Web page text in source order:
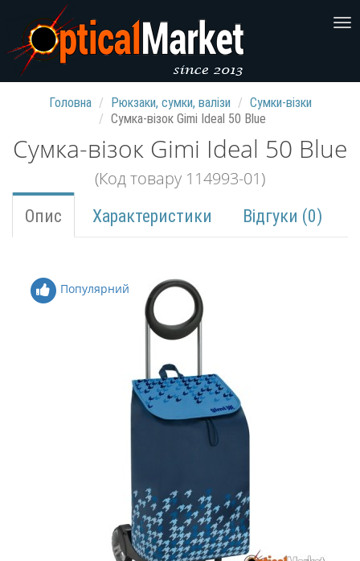
Головна Рюкзаки, сумки, валізи
Сумки-візки
Сумка-візок Gimi Ideal 50 Blue
Сумка-візок Gimi Ideal 50 Blue
(Код товару 114993-01)
Опис Характеристики Відгуки (0)
Популярний